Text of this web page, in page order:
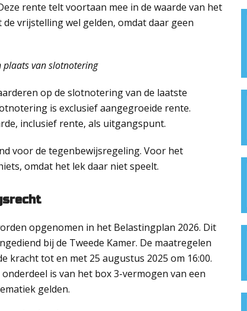
rente telt voortaan mee in de waarde van het
vrijstelling wel gelden, omdat daar geen
plaats van slotnotering
op de slotnotering van de laatste
is exclusief aangegroeide rente.
inclusief rente, als uitgangspunt.
voor de tegenbewijsregeling. Voor het
omdat het lek daar niet speelt.
opgenomen in het Belastingplan 2026. Dit
bij de Tweede Kamer. De maatregelen
kracht tot en met 25 augustus 2025 om 16:00.
is van het box 3-vermogen van een
gelden.